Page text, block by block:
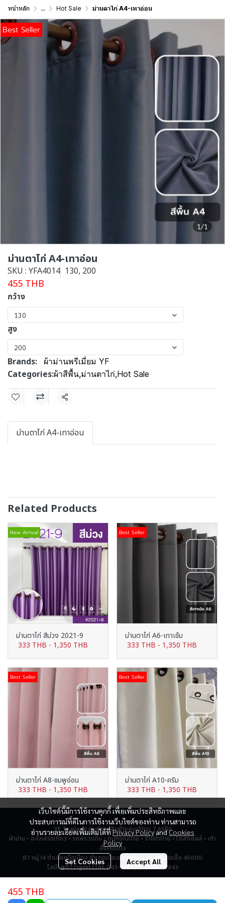
หน้าหลัก ... Hot Sale ม่านตาไก่ A4-เทาอ่อน
1/1
Best Seller
ม่านตาไก่ A4-เทาอ่อน
SKU : YFA4014 130, 200
455 THB
กว้าง
130
สูง
200
Brands: ผ้าม่านพรีเมี่ยม YF
Categories:ผ้าสีพื้น,ม่านตาไก่,Hot Sale
Share
ม่านตาไก่ A4-เทาอ่อน
Related Products
New Arrival
ม่านตาไก่ สีม่วง 2021-9
333 THB - 1,350 THB
Best Seller
ม่านตาไก่ A6-เทาเข้ม
333 THB - 1,350 THB
Best Seller
ม่านตาไก่ A8-ชมพูอ่อน
333 THB - 1,350 THB
Best Seller
ม่านตาไก่ A10-ครีม
333 THB - 1,350 THB
455 THB
เว็บไซต์นี้มีการใช้งานคุกกี้ เพื่อเพิ่มประสิทธิภาพและ
ประสบการณ์ที่ดีในการใช้งานเว็บไซต์ของท่าน ท่านสามารถ
อ่านรายละเอียดเพิ่มเติมได้ที่Privacy PolicyandCookies
Policy
Set Cookies Accept All
YF Thailand ศูนย์รวมสินค้าและบริการ 7 ธุรกิจ
ผ้าม่าน • อะไหล่รถเกี่ยว • รถพรวนดิน • อุปกรณ์ป้าย • ร้านทำป้าย • โซล่าเซลล์ • เก้า
อี้แคมป์ปิ้ง
87 หมู่ 14 ตำบลเหนือเมือง อำเภอเมืองร้อยเอ็ด จังหวัดร้อยเอ็ด 45000
ไลน์: @072tgskt | โทร 043-518259, 0951715943
Today Visitor744